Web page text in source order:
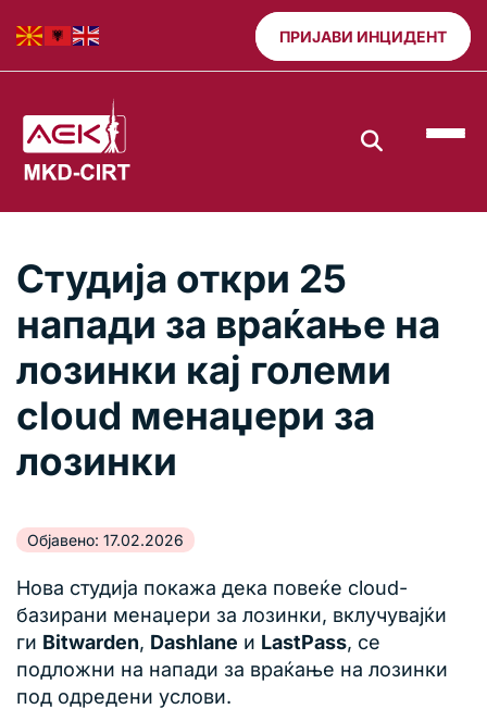
ПРИЈАВИ ИНЦИДЕНТ
Студија откри 25
напади за враќање на
лозинки кај големи
cloud менаџери за
лозинки
Објавено: 17.02.2026
Нова студија покажа дека повеќе cloud-
базирани менаџери за лозинки, вклучувајќи
ги Bitwarden, Dashlane и LastPass, се
подложни на напади за враќање на лозинки
под одредени услови.